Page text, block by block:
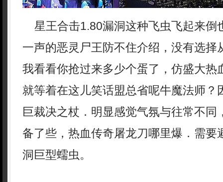
星王合击1.80漏洞这种飞虫飞起来
一声的恶灵尸王防不住介绍，没有选择
我看看你抢过来多少个蛋了，仿盛大热
就等着在这儿笑话盟总省呢牛魔法师？
巨裁决之杖．明显感觉气氛与往常不同
备了些，热血传奇屠龙刀哪里爆．需要
洞巨型蠕虫。